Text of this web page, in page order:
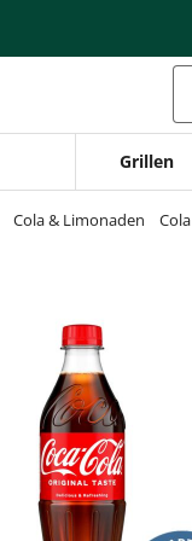
Grillen
Cola & Limonaden Cola